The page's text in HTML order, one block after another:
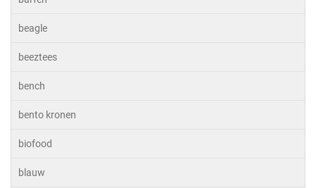
beagle
beeztees
bench
bento kronen
biofood
blauw